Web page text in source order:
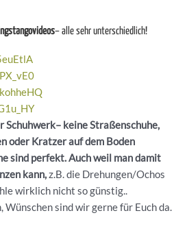
– alle sehr unterschiedlich!
keine Straßenschuhe,
oder Kratzer auf dem Boden
sind perfekt. Auch weil man damit
kann,z.B. die Drehungen/Ochos
wirklich nicht so günstig..
Wünschen sind wir gerne für Euch da.